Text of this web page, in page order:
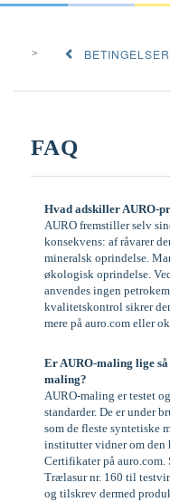
BETINGELSER
FAQ
Hvad adskiller AURO-
AURO fremstiller selv
konsekvens: af råvarer
mineralsk oprindelse.
økologisk oprindelse.
anvendes ingen
kvalitetskontrol sikrer
mere på auro.com eller
Er AURO-maling lige
maling?
AURO-maling er testet
standarder. De er under
som de fleste syntetiske
institutter vidner om den
Certifikater på auro.com.
Trælasur nr. 160 til
og tilskrev dermed